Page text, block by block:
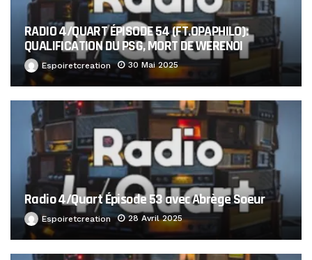
RADIO 4/QUART ÉPISODE 54 (FT.OPAPHILO):
QUALIFICATION DU PSG, MORT DE WERENOI
Espoiretcreation 30 Mai 2025
Radio 4/Quart Épisode 53 avec Abrège Soeur
Espoiretcreation 28 Avril 2025